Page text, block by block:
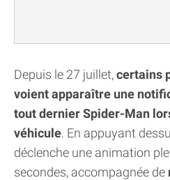
Depuis le 27 juillet,certains
voient apparaître une
tout dernier Spider-Man
véhicule. En appuyant
déclenche une animation
secondes, accompagnée de